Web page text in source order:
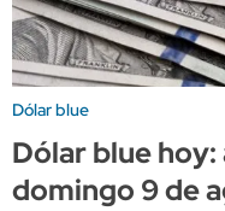
Dólar blue
Dólar blue
domingo 9 de